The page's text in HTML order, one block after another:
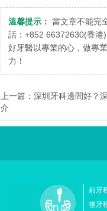
溫馨提示： 當文章不能完
話：+852 66372630(香港
好牙醫以專業的心，做專
力！
上一篇： 深圳牙科邊間好？
介
前牙
後牙